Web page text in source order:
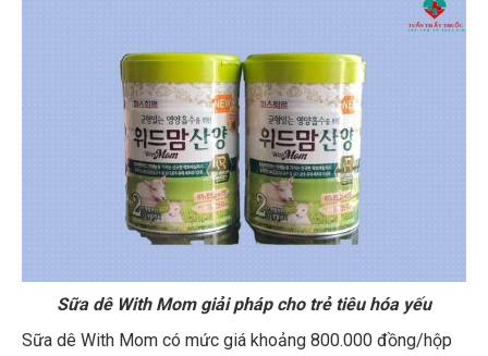
Sữa dê With Mom giải pháp cho trẻ tiêu hóa yếu
Sữa dê With Mom có mức giá khoảng 800.000 đồng/hộp